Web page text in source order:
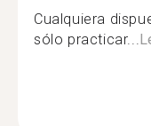
Cualquiera
sólo practicar...